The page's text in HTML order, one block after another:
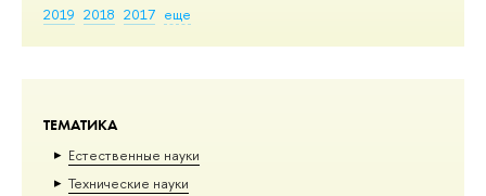
2019 2018 2017 еще
ТЕМАТИКА
Естественные науки
Тех­ничес­кие науки